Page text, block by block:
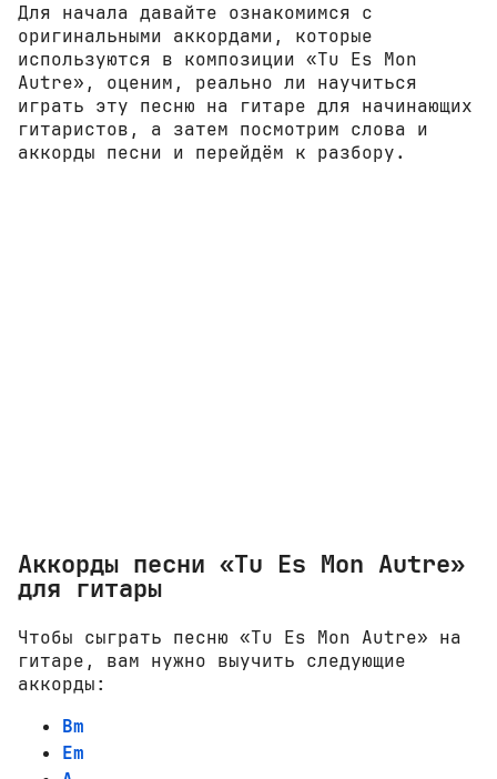
Для начала давайте ознакомимся с
оригинальными аккордами, которые
используются в композиции «Tu Es Mon
Autre», оценим, реально ли научиться
играть эту песню на гитаре для начинающих
гитаристов, а затем посмотрим слова и
аккорды песни и перейдём к разбору.
Аккорды песни «Tu Es Mon Autre»
для гитары
Чтобы сыграть песню «Tu Es Mon Autre» на
гитаре, вам нужно выучить следующие
аккорды:
Bm
Em